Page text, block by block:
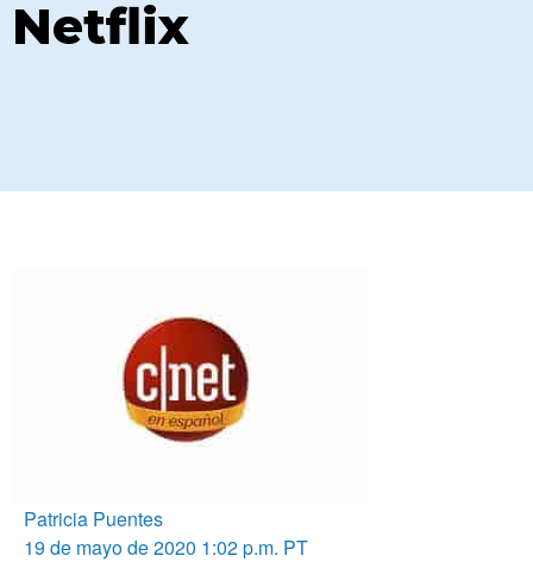
Netflix
Patricia Puentes
19 de mayo de 2020 1:02 p.m. PT